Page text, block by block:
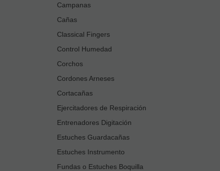
Campanas
Cañas
Classical Fingers
Control Humedad
Corchos
Cordones Arneses
Cortacañas
Ejercitadores de Respiración
Entrenadores Digitación
Estuches Guardacañas
Estuches Instrumento
Fundas o Estuches Boquilla